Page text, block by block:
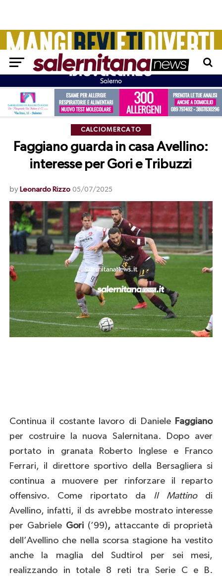
CALCIOMERCATO
Faggiano guarda in casa Avellino:
interesse per Gori e Tribuzzi
by Leonardo Rizzo 05/07/2025
Continua il costante lavoro di Daniele Faggiano
per costruire la nuova Salernitana. Dopo aver
portato in granata Roberto Inglese e Franco
Ferrari, il direttore sportivo della Bersagliera si
continua a muovere per rinforzare il reparto
offensivo. Come riportato da Il Mattinodi
Avellino, infatti, il ds avrebbe mostrato interesse
per Gabriele Gori (’99), attaccante di proprietà
dell’Avellino che nella scorsa stagione ha vestito
anche la maglia del Sudtirol per sei mesi,
realizzando in totale 8 reti tra Serie C e B.